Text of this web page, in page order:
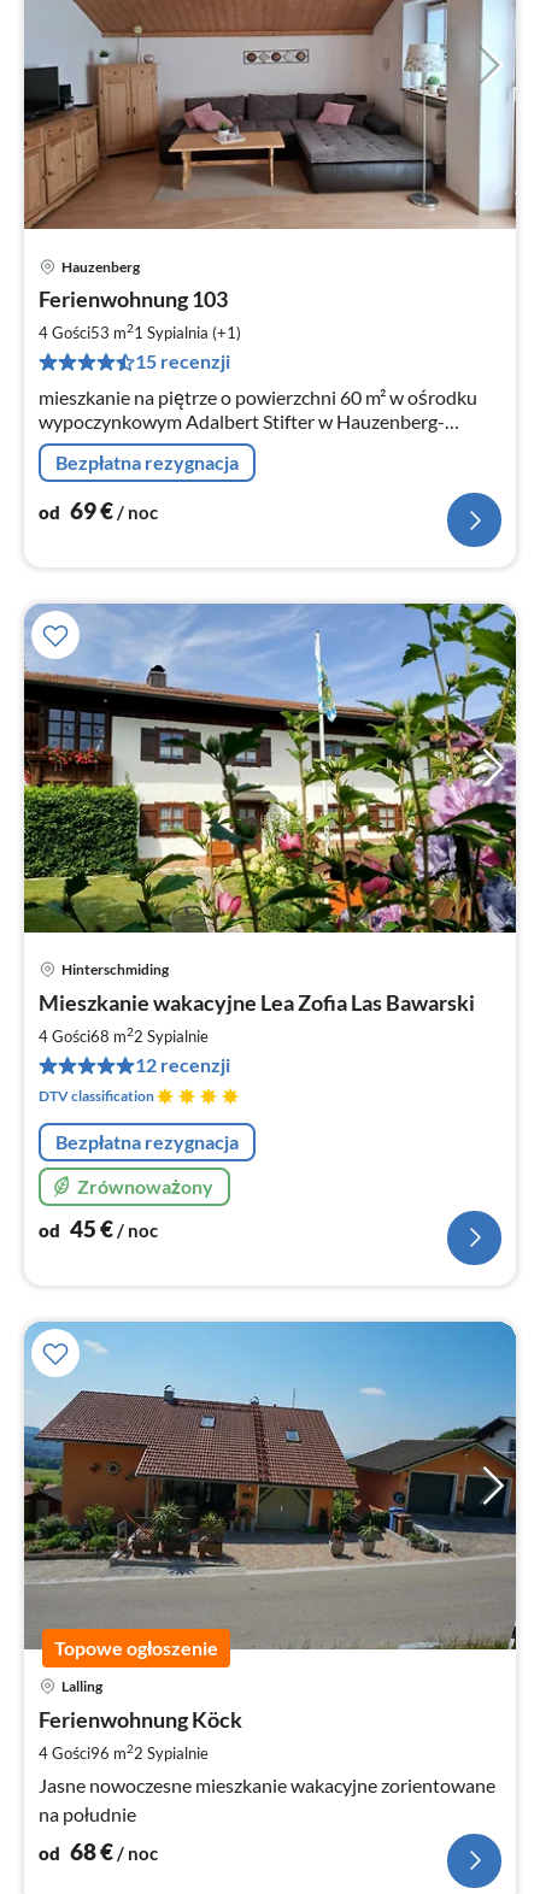
Hauzenberg
Ferienwohnung 103
4 Gości53 m21 Sypialnia (+1)
15 recenzji
mieszkanie na piętrze o powierzchni 60 m² w ośrodku
wypoczynkowym Adalbert Stifter w Hauzenberg-
Raßreuth, stok od strony południowej, Z odkrytego
basenu, basenu i sauny można korzystać bezpłatnie
Bezpłatna rezygnacja
od 69€/ noc
Hinterschmiding
Mieszkanie wakacyjne Lea Zofia Las Bawarski
4 Gości68 m22 Sypialnie
12 recenzji
DTV classification
Bezpłatna rezygnacja
Zrównoważony
od 45€ / noc
Topowe ogłoszenie
Lalling
Ferienwohnung Köck
4 Gości96 m22 Sypialnie
Jasne nowoczesne mieszkanie wakacyjne zorientowane
na południe
od 68€/ noc